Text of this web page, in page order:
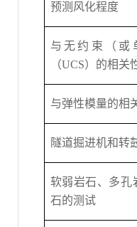
预测风化程度
与无约束（或
（UCS）的相关
与弹性模量的相
隧道掘进机和转
软弱岩石、多孔
石的测试